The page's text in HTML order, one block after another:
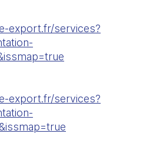
export.fr/services?
export.fr/services?